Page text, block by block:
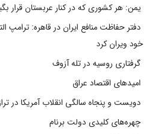
یمن: هر کشوری که در کنار عربستان قرار
دفتر حفاظت منافع ایران در قاهره: ترامپ
خود ویران کرد
گرفتاری روسیه در تله آزوف
امیدهای اقتصاد عراق
دویست و پنجاه سالگی انقلاب آمریکا در
چهره‌های کلیدی دولت برنام